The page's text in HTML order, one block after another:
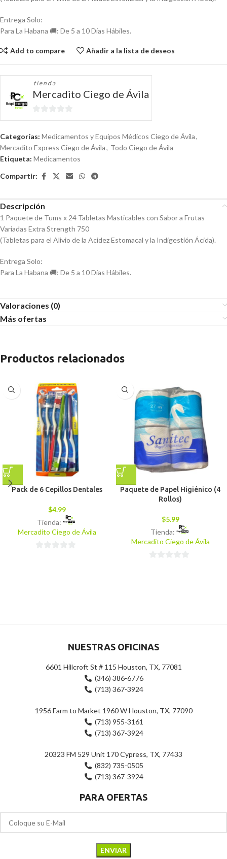
Entrega Solo:
Para La Habana 🚚: De 5 a 10 Días Hábiles.
Add to compare Añadir a la lista de deseos
tienda
Mercadito Ciego de Ávila
0
Categorías: Medicamentos y Equipos Médicos Ciego de Ávila,
Mercadito Express Ciego de Ávila, Todo Ciego de Ávila
Etiqueta: Medicamentos
Compartir:
Descripción
1 Paquete de Tums x 24 Tabletas Masticables con Sabor a Frutas
Variadas Extra Strength 750
(Tabletas para el Alivio de la Acidez Estomacal y la Indigestión Ácida).
Entrega Solo:
Para La Habana 🚚: De 5 a 10 Días Hábiles.
Valoraciones (0)
Más ofertas
Productos relacionados
Pack de 6 Cepillos Dentales
$4.99
Tienda:
Mercadito Ciego de Ávila
Paquete de Papel Higiénico (4
Rollos)
$5.99
Tienda:
Mercadito Ciego de Ávila
NUESTRAS OFICINAS
6601 Hillcroft St # 115 Houston, TX, 77081
(346) 386-6776
(713) 367-3924
1956 Farm to Market 1960 W Houston, TX, 77090
(713) 955-3161
(713) 367-3924
20323 FM 529 Unit 170 Cypress, TX, 77433
(832) 735-0505
(713) 367-3924
PARA OFERTAS